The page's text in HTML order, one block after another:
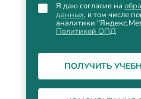
Я даю согласие на
данных, в том числе
аналитики
Политикой ОПД
ПОЛУЧИТЬ